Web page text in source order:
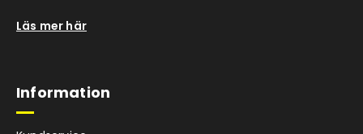
Läs mer här
Information